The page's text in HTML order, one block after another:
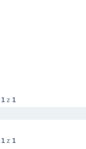
1 z 1
1 z 1